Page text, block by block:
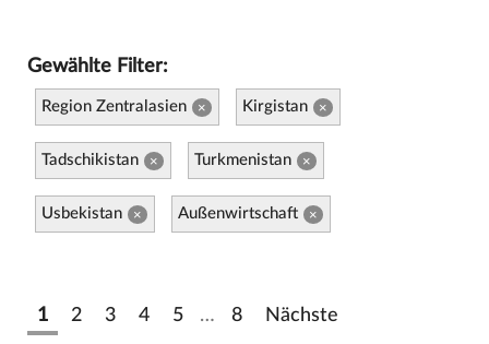
Gewählte Filter:
Region Zentralasien × Kirgistan ×
Tadschikistan × Turkmenistan ×
Usbekistan × Außenwirtschaft ×
1 2 3 4 5 … 8 Nächste